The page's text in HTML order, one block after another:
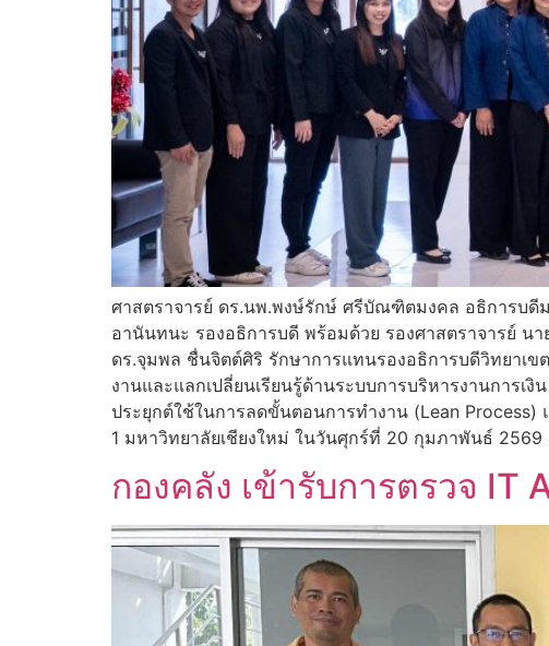
ศาสตราจารย์ ดร.นพ.พงษ์รักษ์ ศรีบัณฑิตมงคล อธิการบดี
อานันทนะ รองอธิการบดี พร้อมด้วย รองศาสตราจารย์ น
ดร.จุมพล ชื่นจิตต์ศิริ รักษาการแทนรองอธิการบดีวิทยาเ
งานและแลกเปลี่ยนเรียนรู้ด้านระบบการบริหารงานการ
ประยุกต์ใช้ในการลดขั้นตอนการทำงาน (Lean
1 มหาวิทยาลัยเชียงใหม่ ในวันศุกร์ที่ 20 กุมภาพันธ์
กองคลัง เข้ารับการตรวจ IT